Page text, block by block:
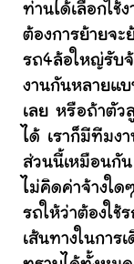
ท่านได้เลือกใช้
ต้องการย้ายจะ
รถ4ล้อใหญ่รับจ้
งานกันหลายแ
เลย หรือถ้าตัว
ได้ เราก็มีทีมง
ส่วนนี้เหมือนกั
ไม่คิดค่าจ้างใด
รถให้ว่าต้องใช้
เส้นทางในการ